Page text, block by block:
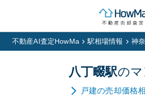
不動産AI査定HowMa 駅相場情報 神
八丁畷駅の
戸建の売却価格